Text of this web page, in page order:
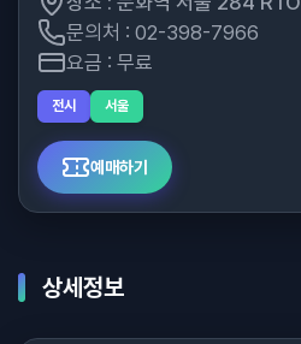
문의처 : 02-398-7966
요금 : 무료
전시 서울
예매하기
상세정보